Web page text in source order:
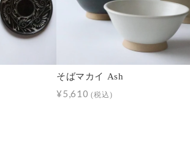
そばマカイ Ash
¥5,610(税込)